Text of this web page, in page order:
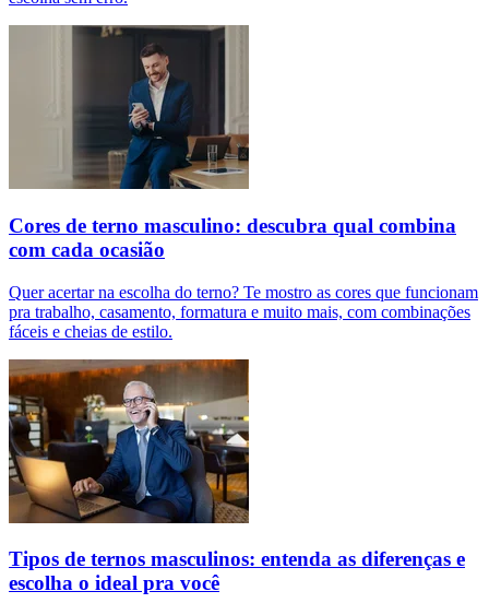
Cores de terno masculino: descubra qual combina
com cada ocasião
Quer acertar na escolha do terno? Te mostro as cores que funcionam
pra trabalho, casamento, formatura e muito mais, com combinações
fáceis e cheias de estilo.
Tipos de ternos masculinos: entenda as diferenças e
escolha o ideal pra você